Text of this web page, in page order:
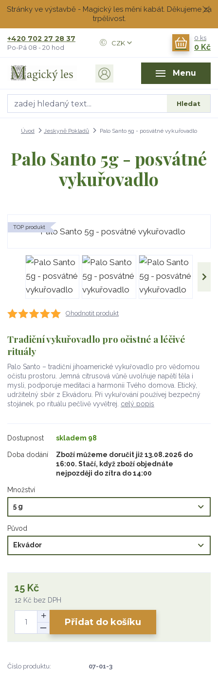
Stránky ve výstavbě - Magický les mění kabát. Děkujeme za
trpělivost.
Menu
CZK
Hledat
+420 702 27 28 37
Po-Pá 08 - 20 hod
0 ks
0 Kč
Úvod Jeskyně Pokladů Palo Santo 5g - posvátné vykuřovadlo
Palo Santo 5g - posvátné
vykuřovadlo
TOP produkt
Ohodnotit produkt
Tradiční vykuřovadlo pro očistné a léčivé
rituály
Palo Santo – tradiční jihoamerické vykuřovadlo pro vědomou
očistu prostoru. Jemná citrusová vůně uvolňuje napětí těla i
mysli, podporuje meditaci a harmonii Tvého domova. Etický,
udržitelný sběr z Ekvádoru. Při vykuřování používej bezpečný
stojánek, po rituálu pečlivě vyvětrej. celý popis
Dostupnost skladem 98
Doba dodání
Zboží můžeme doručit již 13.08.2026 do
16:00. Stačí, když zboží objednáte
nejpozději do zítra do 14:00
Množství
Původ
15 Kč
12 Kč bez DPH
Přidat do košíku
Číslo produktu: 07-01-3